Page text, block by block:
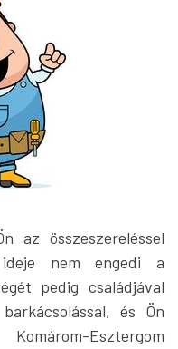
az összeszereléssel
nem engedi a
pedig családjával
és Ön
Esztergom